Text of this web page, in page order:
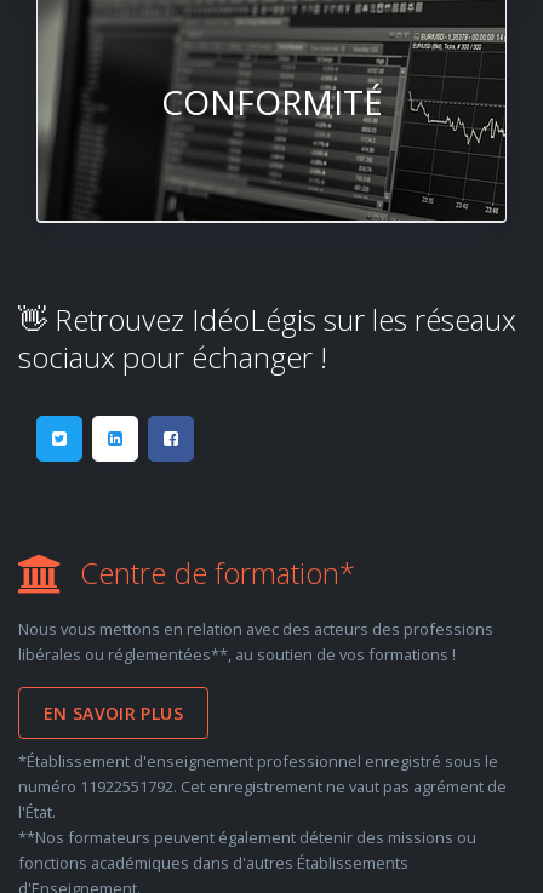
CONFORMITÉ
👋 Retrouvez IdéoLégis sur les réseaux
sociaux pour échanger !
Centre de formation*
Nous vous mettons en relation avec des acteurs des professions
libérales ou réglementées**, au soutien de vos formations !
EN SAVOIR PLUS
*Établissement d'enseignement professionnel enregistré sous le
numéro 11922551792. Cet enregistrement ne vaut pas agrément de
l'État.
**Nos formateurs peuvent également détenir des missions ou
fonctions académiques dans d'autres Établissements
d'Enseignement.